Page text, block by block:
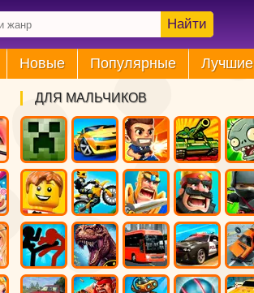
Найти
Новые Популярные Лучшие
ДЛЯ МАЛЬЧИКОВ